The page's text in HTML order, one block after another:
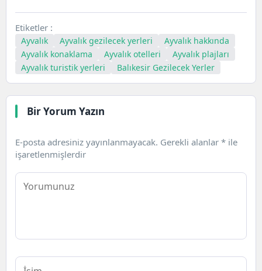
Etiketler :
Ayvalık Ayvalık gezilecek yerleri
Ayvalık hakkında
Ayvalık konaklama
Ayvalık otelleri
Ayvalık plajları
Ayvalık turistik yerleri
Balıkesir Gezilecek Yerler
Bir Yorum Yazın
E-posta adresiniz yayınlanmayacak. Gerekli alanlar * ile
işaretlenmişlerdir